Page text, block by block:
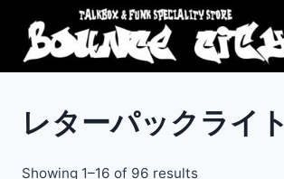
content
レターパックライト
Showing 1–16 of 96 results